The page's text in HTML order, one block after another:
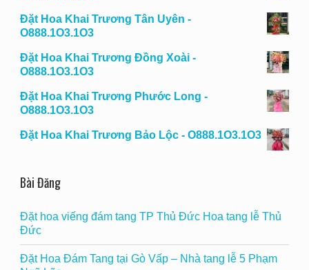
Đặt Hoa Khai Trương Tân Uyên -
O888.1O3.1O3
Đặt Hoa Khai Trương Đồng Xoài -
O888.1O3.1O3
Đặt Hoa Khai Trương Phước Long -
O888.1O3.1O3
Đặt Hoa Khai Trương Bảo Lộc - O888.1O3.1O3
Bài Đăng
Đặt hoa viếng đám tang TP Thủ Đức Hoa tang lễ Thủ
Đức
Đặt Hoa Đám Tang tại Gò Vấp – Nhà tang lễ 5 Phạm